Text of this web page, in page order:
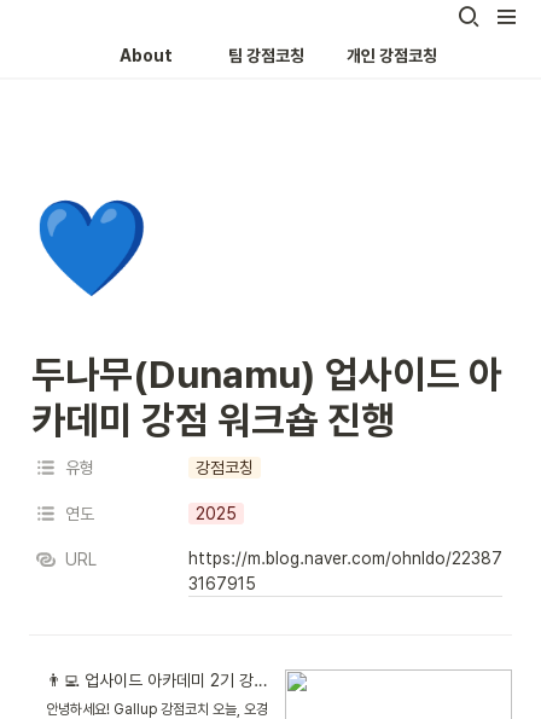
About 팀 강점코칭 개인 강점코칭
💙
두나무(Dunamu) 업사이드 아
카데미 강점 워크숍 진행
유형 강점코칭
연도 2025
URL
https://m.blog.naver.com/ohnldo/22387
3167915
👨‍💻 업사이드 아카데미 2기 강점 팀빌딩 워크숍 현장.git 블록체인·핀테크·보안 신입 개발자 교육
안녕하세요! Gallup 강점코치 오늘, 오경